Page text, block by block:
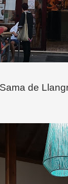
de